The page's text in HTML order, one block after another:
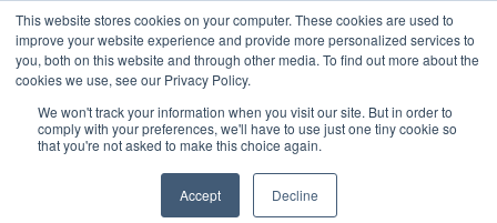
This website stores cookies on your computer. These cookies are used to
improve your website experience and provide more personalized services to
you, both on this website and through other media. To find out more about the
cookies we use, see our Privacy Policy.
We won't track your information when you visit our site. But in order to
comply with your preferences, we'll have to use just one tiny cookie so
that you're not asked to make this choice again.
Accept Decline